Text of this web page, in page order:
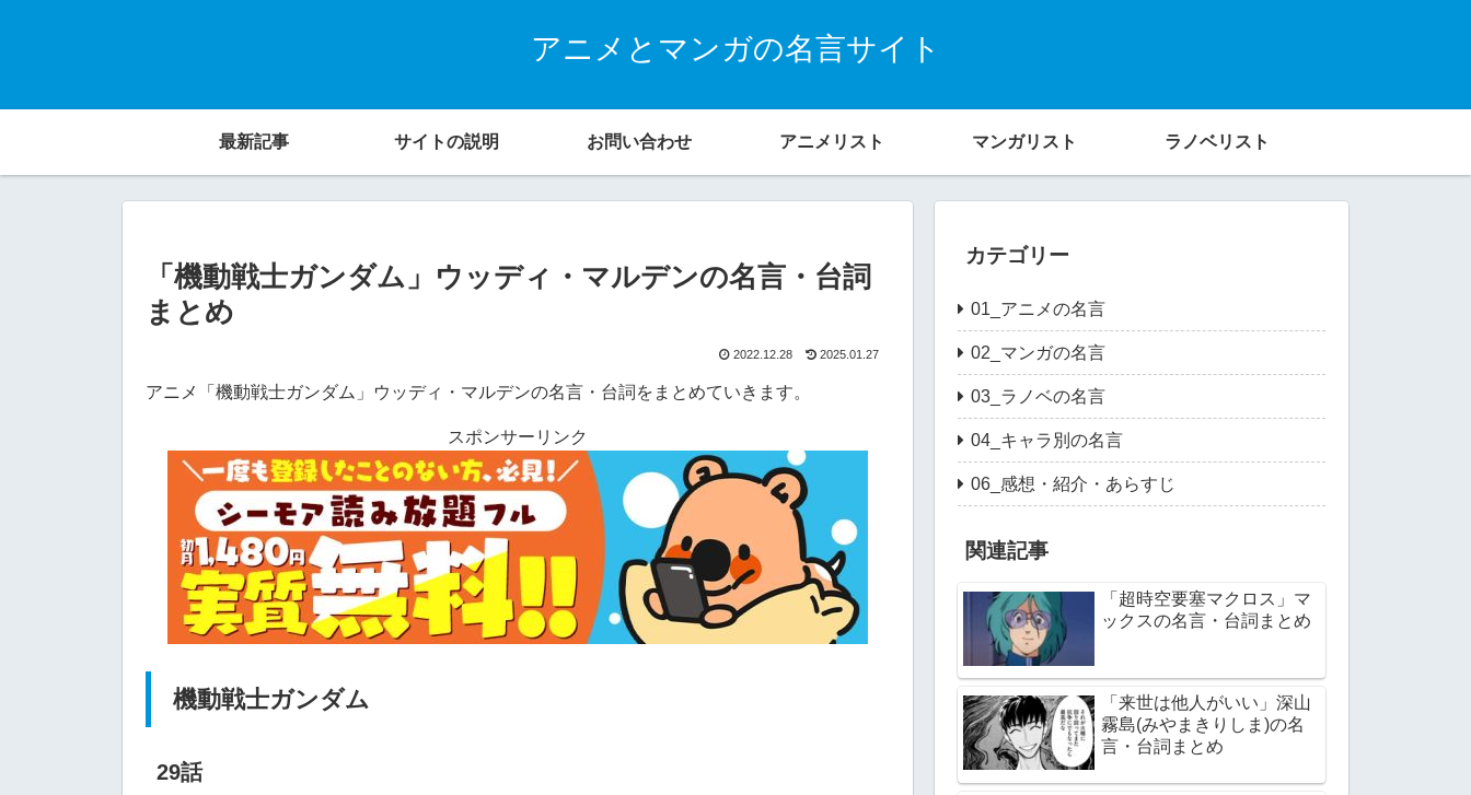
アニメとマンガの名言サイト
最新記事 サイトの説明 お問い合わせ アニメリスト マンガリスト ラノベリスト
「機動戦士ガンダム」ウッディ・マルデンの名言・台詞
まとめ
2022.12.28 2025.01.27
アニメ「機動戦士ガンダム」ウッディ・マルデンの名言・台詞をまとめていきます。
スポンサーリンク
機動戦士ガンダム
29話
カテゴリー
01_アニメの名言
02_マンガの名言
03_ラノベの名言
04_キャラ別の名言
06_感想・紹介・あらすじ
関連記事
「超時空要塞マクロス」マ
ックスの名言・台詞まとめ
「来世は他人がいい」深山
霧島(みやまきりしま)の名
言・台詞まとめ